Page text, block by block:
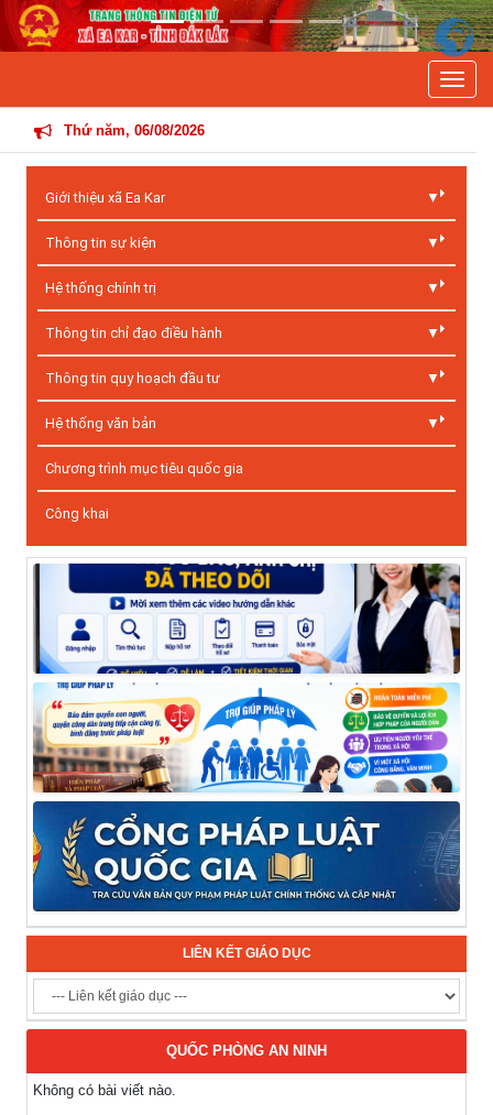
Thứ năm, 06/08/2026
Giới thiệu xã Ea Kar
Thông tin sự kiện
Hệ thống chính trị
Thông tin chỉ đạo điều hành
Thông tin quy hoạch đầu tư
Hệ thống văn bản
Chương trình mục tiêu quốc gia
Công khai
LIÊN KẾT GIÁO DỤC
QUỐC PHÒNG AN NINH
Không có bài viết nào.